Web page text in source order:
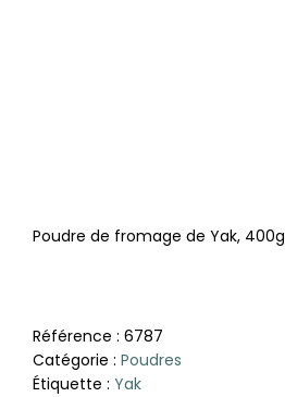
Poudre de fromage de Yak, 400g
Référence : 6787
Catégorie : Poudres
Étiquette : Yak